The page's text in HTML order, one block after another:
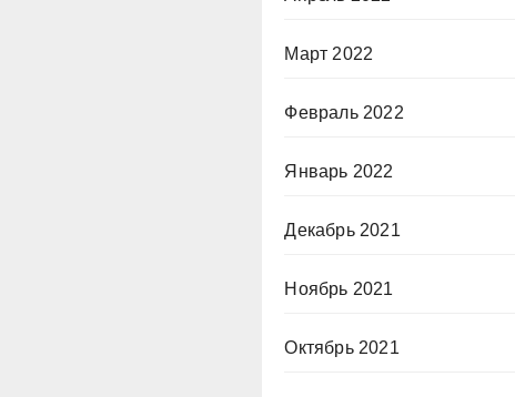
Март 2022
Февраль 2022
Январь 2022
Декабрь 2021
Ноябрь 2021
Октябрь 2021